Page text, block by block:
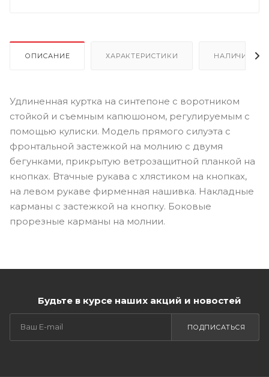
ОПИСАНИЕ ХАРАКТЕРИСТИКИ НАЛИЧИЕ
Удлиненная куртка на синтепоне с воротником
стойкой и съемным капюшоном, регулируемым с
помощью кулиски. Модель прямого силуэта с
фронтальной застежкой на молнию с двумя
бегунками, прикрытую ветрозащитной планкой на
кнопках. Втачные рукава с хлястиком на кнопках,
на левом рукаве фирменная нашивка. Накладные
карманы с застежкой на кнопку. Боковые
прорезные карманы на молнии.
Будьте в курсе наших акций и новостей
ПОДПИСАТЬСЯ